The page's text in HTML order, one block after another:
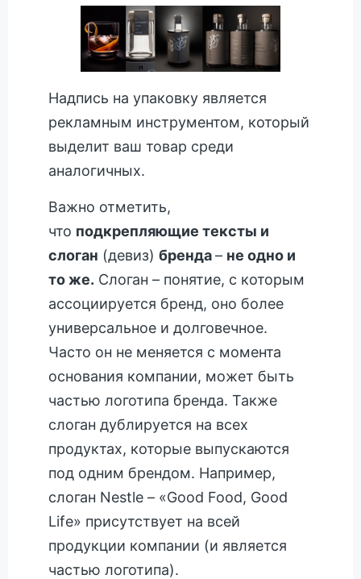
Надпись на упаковку является
рекламным инструментом, который
выделит ваш товар среди
аналогичных.
Важно отметить,
что подкрепляющие тексты и
слоган (девиз) бренда– не одно и
то же. Слоган – понятие, с которым
ассоциируется бренд, оно более
универсальное и долговечное.
Часто он не меняется с момента
основания компании, может быть
частью логотипа бренда. Также
слоган дублируется на всех
продуктах, которые выпускаются
под одним брендом. Например,
слоган Nestle – «Good Food, Good
Life» присутствует на всей
продукции компании (и является
частью логотипа).